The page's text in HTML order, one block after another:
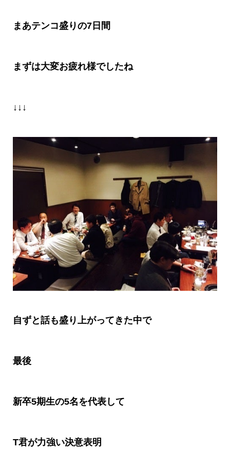
まあテンコ盛りの7日間
まずは大変お疲れ様でしたね
↓↓↓
自ずと話も盛り上がってきた中で
最後
新卒5期生の5名を代表して
T君が力強い決意表明